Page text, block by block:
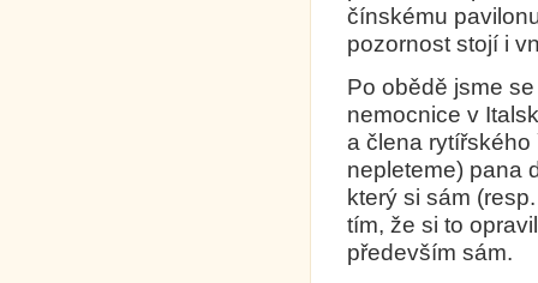
čínskému
pozornost stojí i
Po obědě jsme
nemocnice v
a člena rytířského
nepleteme) pana
který si sám
tím, že si to
především sám.